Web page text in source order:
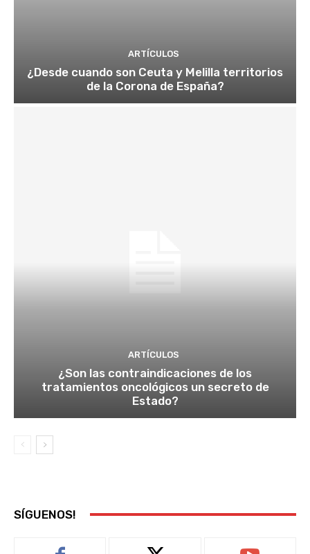
ARTÍCULOS
¿Desde cuando son Ceuta y Melilla territorios
de la Corona de España?
ARTÍCULOS
¿Son las contraindicaciones de los
tratamientos oncológicos un secreto de
Estado?
SÍGUENOS!